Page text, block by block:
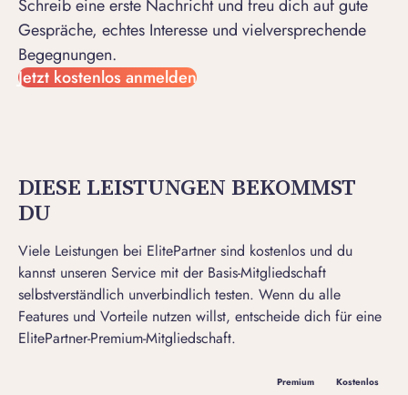
Schreib eineerste Nachrichtund freu dich auf gute
Gespräche, echtes Interesse und vielversprechende
Begegnungen.
Jetzt kostenlos anmelden
DIESE LEISTUNGEN BEKOMMST
DU
Viele Leistungen bei ElitePartner sind kostenlos und du
kannst unseren Service mit der Basis-Mitgliedschaft
selbstverständlich unverbindlich testen. Wenn du alle
Features und Vorteile nutzen willst, entscheide dich für eine
ElitePartner-Premium-Mitgliedschaft.
Premium Kostenlos